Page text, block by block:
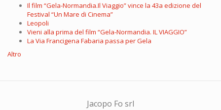
Il film “Gela-Normandia.Il Viaggio” vince la 43a edizione del
Festival “Un Mare di Cinema”
Leopoli
Vieni alla prima del film “Gela-Normandia. IL VIAGGIO”
La Via Francigena Fabaria passa per Gela
Altro
Jacopo Fo srl